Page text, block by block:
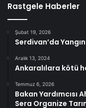
Rastgele Haberler
Şubat 19, 2026
Serdivan’da
Aralık 13, 2024
Ankaralılara kötü
Temmuz 6, 2026
Bakan Yardımcısı
Sera Organize